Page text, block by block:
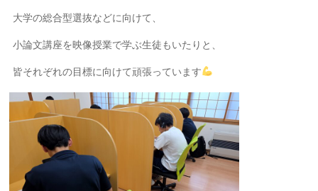
大学の総合型選抜などに向けて、
小論文講座を映像授業で学ぶ生徒もいたりと、
皆それぞれの目標に向けて頑張っています